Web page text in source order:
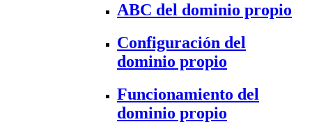
ABC del dominio propio
Configuración del
dominio propio
Funcionamiento del
dominio propio